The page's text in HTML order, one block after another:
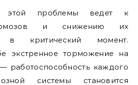
этой проблемы ведет к
и снижению их
в критический момент.
экстренное торможение на
работоспособность каждого
системы становится